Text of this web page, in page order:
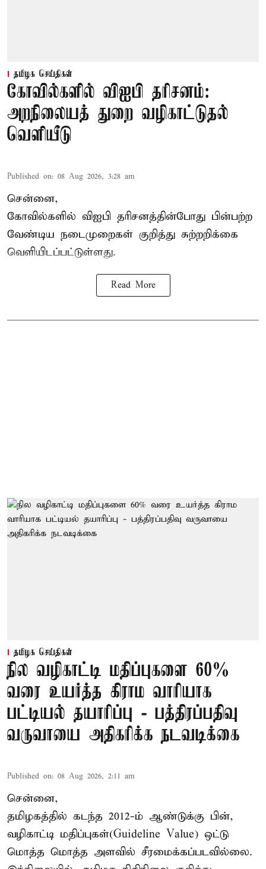
தமிழக செய்திகள்
கோவில்களில் விஐபி தரிசனம்:
அறநிலையத் துறை வழிகாட்டுதல்
வெளியீடு
Published on: 08 Aug 2026, 3:28 am
சென்னை,
கோவில்களில் விஐபி தரிசனத்தின்போது பின்பற்ற
வேண்டிய நடைமுறைகள் குறித்து சுற்றறிக்கை
வெளியிடப்பட்டுள்ளது.
Read More
தமிழக செய்திகள்
நில வழிகாட்டி மதிப்புகளை 60%
வரை உயர்த்த கிராம வாரியாக
பட்டியல் தயாரிப்பு - பத்திரப்பதிவு
வருவாயை அதிகரிக்க நடவடிக்கை
Published on: 08 Aug 2026, 2:11 am
சென்னை,
தமிழகத்தில் கடந்த 2012-ம் ஆண்டுக்கு பின்,
வழிகாட்டி மதிப்புகள்(Guideline Value) ஒட்டு
மொத்த மொத்த அளவில் சீரமைக்கப்படவில்லை.